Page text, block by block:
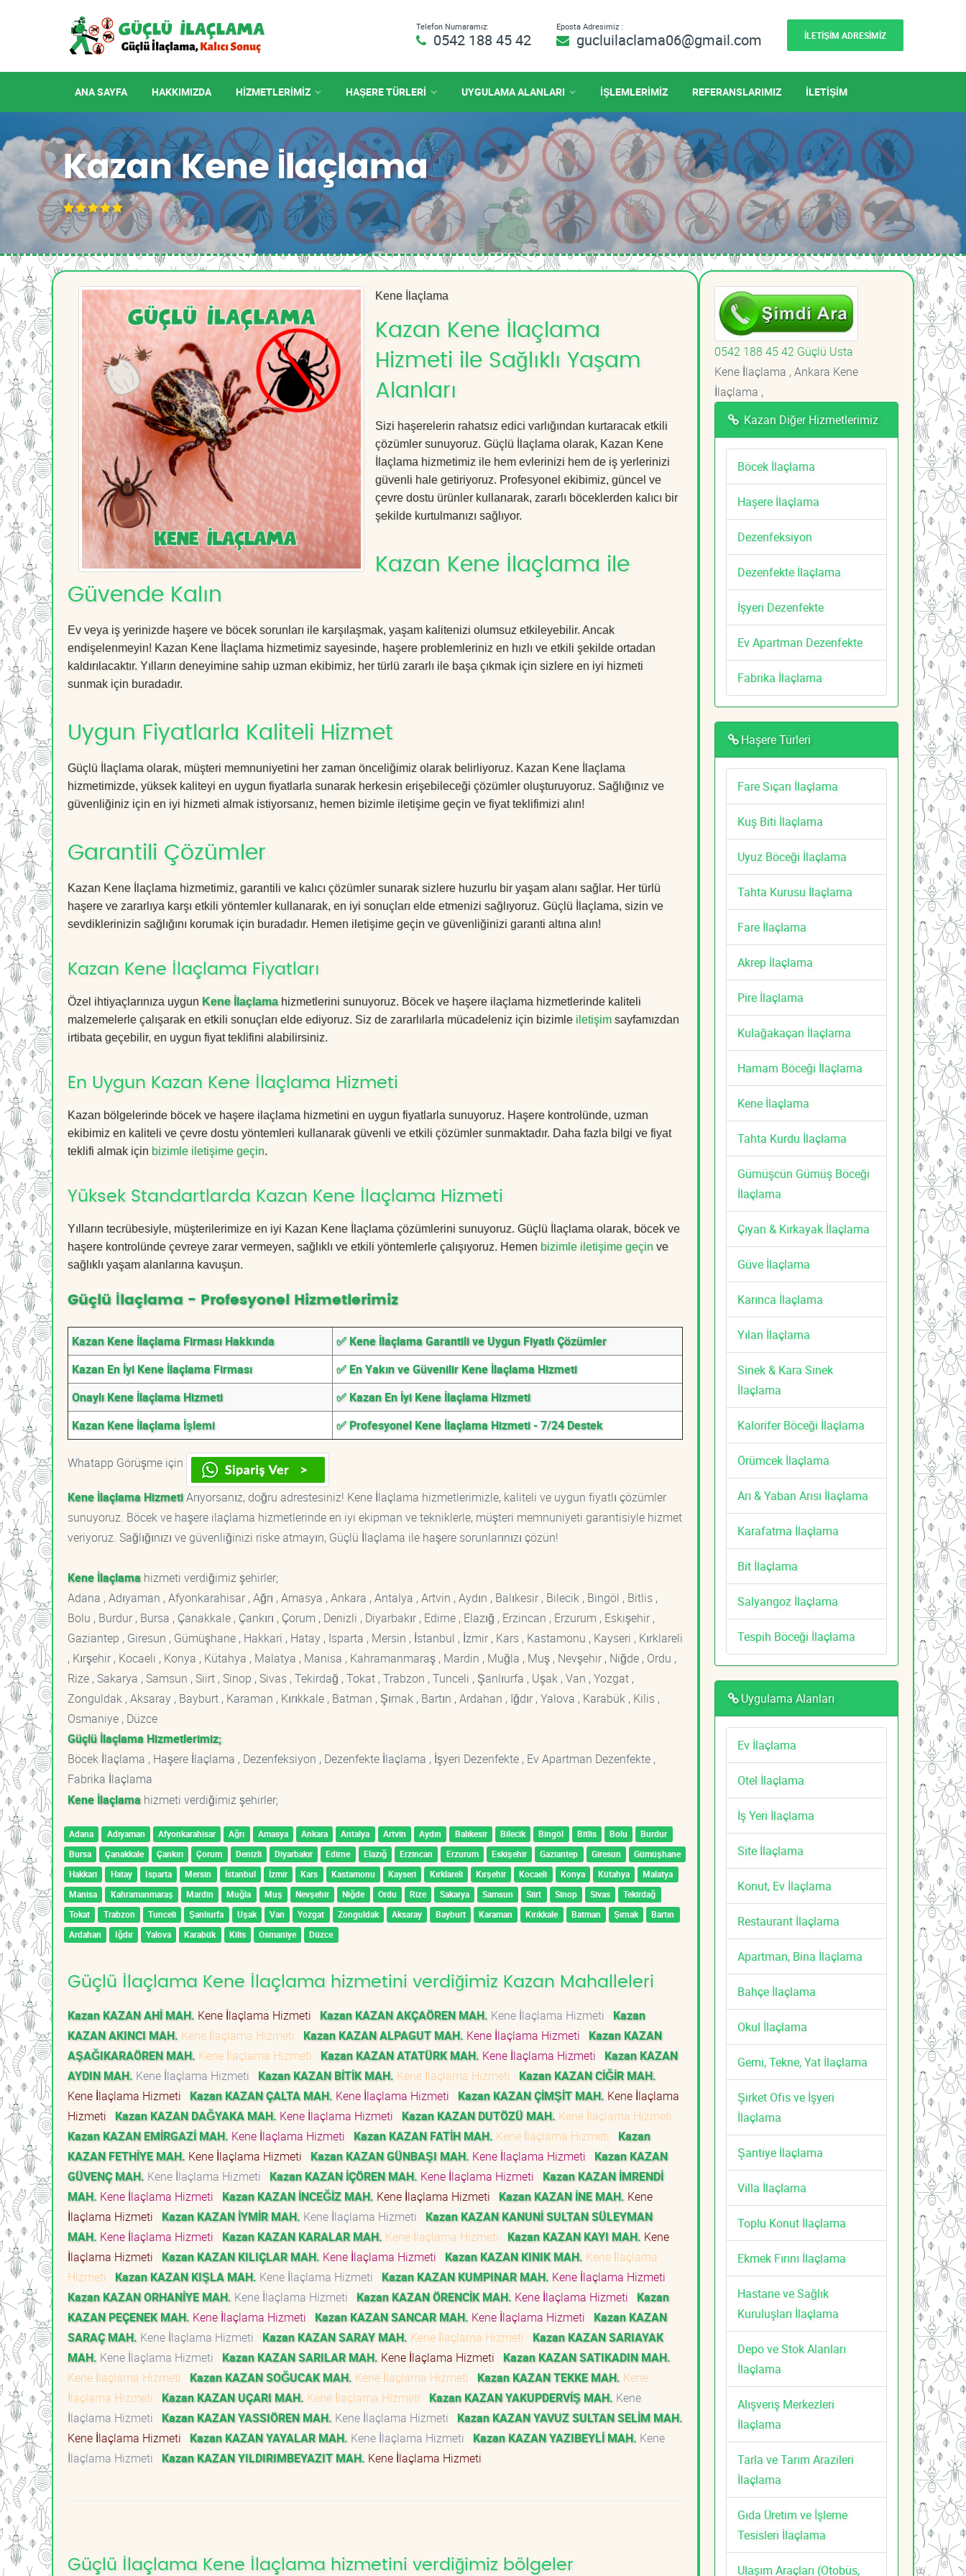
Telefon Numaramız:
0542 188 45 42
Eposta Adresimiz :
gucluilaclama06@gmail.com İLETİŞİM ADRESİMİZ
ANA SAYFA HAKKIMIZDA HIZMETLERIMIZ HAŞERE TÜRLERİ UYGULAMA ALANLARI İŞLEMLERİMİZ REFERANSLARIMIZ İLETİŞİM
Kazan Kene İlaçlama
Kene İlaçlama
Kazan Kene İlaçlama
Hizmeti ile Sağlıklı Yaşam
Alanları
Sizi haşerelerin rahatsız edici varlığından kurtaracak etkili
çözümler sunuyoruz. Güçlü İlaçlama olarak, Kazan Kene
İlaçlama hizmetimiz ile hem evlerinizi hem de iş yerlerinizi
güvenli hale getiriyoruz. Profesyonel ekibimiz, güncel ve
çevre dostu ürünler kullanarak, zararlı böceklerden kalıcı bir
şekilde kurtulmanızı sağlıyor.
Kazan Kene İlaçlama ile
Güvende Kalın
Ev veya iş yerinizde haşere ve böcek sorunları ile karşılaşmak, yaşam kalitenizi olumsuz etkileyebilir. Ancak
endişelenmeyin! Kazan Kene İlaçlama hizmetimiz sayesinde, haşere problemleriniz en hızlı ve etkili şekilde ortadan
kaldırılacaktır. Yılların deneyimine sahip uzman ekibimiz, her türlü zararlı ile başa çıkmak için sizlere en iyi hizmeti
sunmak için buradadır.
Uygun Fiyatlarla Kaliteli Hizmet
Güçlü İlaçlama olarak, müşteri memnuniyetini her zaman önceliğimiz olarak belirliyoruz. Kazan Kene İlaçlama
hizmetimizde, yüksek kaliteyi en uygun fiyatlarla sunarak herkesin erişebileceği çözümler oluşturuyoruz. Sağlığınız ve
güvenliğiniz için en iyi hizmeti almak istiyorsanız, hemen bizimle iletişime geçin ve fiyat teklifimizi alın!
Garantili Çözümler
Kazan Kene İlaçlama hizmetimiz, garantili ve kalıcı çözümler sunarak sizlere huzurlu bir yaşam alanı sağlar. Her türlü
haşere ve zararlıya karşı etkili yöntemler kullanarak, en iyi sonuçları elde etmenizi sağlıyoruz. Güçlü İlaçlama, sizin ve
sevdiklerinizin sağlığını korumak için buradadır. Hemen iletişime geçin ve güvenliğinizi garanti altına alın!
Kazan Kene İlaçlama Fiyatları
Özel ihtiyaçlarınıza uygun Kene İlaçlamahizmetlerini sunuyoruz. Böcek ve haşere ilaçlama hizmetlerinde kaliteli
malzemelerle çalışarak en etkili sonuçları elde ediyoruz. Siz de zararlılarla mücadeleniz için bizimle iletişim sayfamızdan
irtibata geçebilir, en uygun fiyat teklifini alabilirsiniz.
En Uygun Kazan Kene İlaçlama Hizmeti
Kazan bölgelerinde böcek ve haşere ilaçlama hizmetini en uygun fiyatlarla sunuyoruz. Haşere kontrolünde, uzman
ekibimiz en kaliteli ve çevre dostu yöntemleri kullanarak güvenli ve etkili çözümler sunmaktadır. Daha fazla bilgi ve fiyat
teklifi almak için bizimle iletişime geçin.
Yüksek Standartlarda Kazan Kene İlaçlama Hizmeti
Yılların tecrübesiyle, müşterilerimize en iyi Kazan Kene İlaçlama çözümlerini sunuyoruz. Güçlü İlaçlama olarak, böcek ve
haşere kontrolünde çevreye zarar vermeyen, sağlıklı ve etkili yöntemlerle çalışıyoruz. Hemen bizimle iletişime geçin ve
sağlıklı yaşam alanlarına kavuşun.
Güçlü İlaçlama - Profesyonel Hizmetlerimiz
Kazan Kene İlaçlama Firması Hakkında
✅ Kene İlaçlama Garantili ve Uygun Fiyatlı Çözümler
Kazan En İyi Kene İlaçlama Firması
✅ En Yakın ve Güvenilir Kene İlaçlama Hizmeti
Onaylı Kene İlaçlama Hizmeti
✅ Kazan En İyi Kene İlaçlama Hizmeti
Kazan Kene İlaçlama İşlemi
✅ Profesyonel Kene İlaçlama Hizmeti - 7/24 Destek
Whatapp Görüşme için
Kene İlaçlama HizmetiArıyorsanız, doğru adrestesiniz! Kene İlaçlama hizmetlerimizle, kaliteli ve uygun fiyatlı çözümler
sunuyoruz. Böcek ve haşere ilaçlama hizmetlerinde en iyi ekipman ve tekniklerle, müşteri memnuniyeti garantisiyle hizmet
veriyoruz. Sağlığınızı ve güvenliğinizi riske atmayın, Güçlü İlaçlama ile haşere sorunlarınızı çözün!
Kene İlaçlama hizmeti verdiğimiz şehirler;
Adana , Adıyaman , Afyonkarahisar , Ağrı , Amasya , Ankara , Antalya , Artvin , Aydın , Balıkesir , Bilecik , Bingöl , Bitlis ,
Bolu , Burdur , Bursa , Çanakkale , Çankırı , Çorum , Denizli , Diyarbakır , Edirne , Elazığ , Erzincan , Erzurum , Eskişehir ,
Gaziantep , Giresun , Gümüşhane , Hakkari , Hatay , Isparta , Mersin , İstanbul , İzmir , Kars , Kastamonu , Kayseri , Kırklareli
, Kırşehir , Kocaeli , Konya , Kütahya , Malatya , Manisa , Kahramanmaraş , Mardin , Muğla , Muş , Nevşehir , Niğde , Ordu ,
Rize , Sakarya , Samsun , Siirt , Sinop , Sivas , Tekirdağ , Tokat , Trabzon , Tunceli , Şanlıurfa , Uşak , Van , Yozgat ,
Zonguldak , Aksaray , Bayburt , Karaman , Kırıkkale , Batman , Şırnak , Bartın , Ardahan , Iğdır , Yalova , Karabük , Kilis ,
Osmaniye , Düzce
Güçlü İlaçlama Hizmetlerimiz;
Böcek İlaçlama , Haşere İlaçlama , Dezenfeksiyon , Dezenfekte İlaçlama , İşyeri Dezenfekte , Ev Apartman Dezenfekte ,
Fabrika İlaçlama
Kene İlaçlama hizmeti verdiğimiz şehirler;
Adana Adıyaman Afyonkarahisar Ağrı Amasya Ankara Antalya Artvin Aydın Balıkesir Bilecik Bingöl Bitlis Bolu
Burdur
Bursa
Çanakkale Çankırı Çorum Denizli Diyarbakır Edirne Elazığ Erzincan Erzurum Eskişehir Gaziantep Giresun
Gümüşhane
Hakkari
Hatay Isparta Mersin İstanbul İzmir Kars Kastamonu Kayseri Kırklareli Kırşehir Kocaeli Konya Kütahya
Malatya
Manisa
Kahramanmaraş Mardin Muğla Muş Nevşehir Niğde Ordu Rize Sakarya Samsun Siirt Sinop Sivas
Tekirdağ
Tokat
Trabzon Tunceli Şanlıurfa Uşak Van Yozgat Zonguldak Aksaray Bayburt Karaman Kırıkkale Batman Şırnak
Bartın
Ardahan
Iğdır Yalova Karabük Kilis Osmaniye Düzce
Güçlü İlaçlama Kene İlaçlama hizmetini verdiğimiz Kazan Mahalleleri
Kazan KAZAN AHİ MAH. Kene İlaçlama Hizmeti Kazan KAZAN AKÇAÖREN MAH. Kene İlaçlama Hizmeti
Kazan
KAZAN AKINCI MAH. Kene İlaçlama Hizmeti Kazan KAZAN ALPAGUT MAH. Kene İlaçlama Hizmeti
Kazan KAZAN
AŞAĞIKARAÖREN MAH. Kene İlaçlama Hizmeti Kazan KAZAN ATATÜRK MAH. Kene İlaçlama Hizmeti
Kazan KAZAN
AYDIN MAH. Kene İlaçlama Hizmeti Kazan KAZAN BİTİK MAH. Kene İlaçlama Hizmeti
Kazan KAZAN CİĞİR MAH.
Kene İlaçlama Hizmeti
Kazan KAZAN ÇALTA MAH. Kene İlaçlama Hizmeti Kazan KAZAN ÇİMŞİT MAH. Kene İlaçlama
Hizmeti
Kazan KAZAN DAĞYAKA MAH. Kene İlaçlama Hizmeti Kazan KAZAN DUTÖZÜ MAH. Kene İlaçlama Hizmeti
Kazan KAZAN EMİRGAZİ MAH. Kene İlaçlama Hizmeti Kazan KAZAN FATİH MAH. Kene İlaçlama Hizmeti
Kazan
KAZAN FETHİYE MAH. Kene İlaçlama Hizmeti Kazan KAZAN GÜNBAŞI MAH. Kene İlaçlama Hizmeti
Kazan KAZAN
GÜVENÇ MAH. Kene İlaçlama Hizmeti Kazan KAZAN İÇÖREN MAH. Kene İlaçlama Hizmeti
Kazan KAZAN İMRENDİ
MAH. Kene İlaçlama Hizmeti Kazan KAZAN İNCEĞİZ MAH. Kene İlaçlama Hizmeti Kazan KAZAN İNE MAH. Kene
İlaçlama Hizmeti
Kazan KAZAN İYMİR MAH. Kene İlaçlama Hizmeti
Kazan KAZAN KANUNİ SULTAN SÜLEYMAN
MAH. Kene İlaçlama Hizmeti Kazan KAZAN KARALAR MAH. Kene İlaçlama Hizmeti Kazan KAZAN KAYI MAH. Kene
İlaçlama Hizmeti
Kazan KAZAN KILIÇLAR MAH. Kene İlaçlama Hizmeti Kazan KAZAN KINIK MAH. Kene İlaçlama
Hizmeti
Kazan KAZAN KIŞLA MAH. Kene İlaçlama Hizmeti Kazan KAZAN KUMPINAR MAH. Kene İlaçlama Hizmeti
Kazan KAZAN ORHANİYE MAH. Kene İlaçlama Hizmeti Kazan KAZAN ÖRENCİK MAH. Kene İlaçlama Hizmeti
Kazan
KAZAN PEÇENEK MAH. Kene İlaçlama Hizmeti Kazan KAZAN SANCAR MAH. Kene İlaçlama Hizmeti
Kazan KAZAN
SARAÇ MAH. Kene İlaçlama Hizmeti Kazan KAZAN SARAY MAH. Kene İlaçlama Hizmeti
Kazan KAZAN SARIAYAK
MAH. Kene İlaçlama Hizmeti Kazan KAZAN SARILAR MAH. Kene İlaçlama Hizmeti
Kazan KAZAN SATIKADIN MAH.
Kene İlaçlama Hizmeti
Kazan KAZAN SOĞUCAK MAH. Kene İlaçlama Hizmeti Kazan KAZAN TEKKE MAH. Kene
İlaçlama Hizmeti
Kazan KAZAN UÇARI MAH. Kene İlaçlama Hizmeti Kazan KAZAN YAKUPDERVİŞ MAH. Kene
İlaçlama Hizmeti
Kazan KAZAN YASSIÖREN MAH. Kene İlaçlama Hizmeti
Kazan KAZAN YAVUZ SULTAN SELİM MAH.
Kene İlaçlama Hizmeti
Kazan KAZAN YAYALAR MAH. Kene İlaçlama Hizmeti Kazan KAZAN YAZIBEYLİ MAH. Kene
İlaçlama Hizmeti
Kazan KAZAN YILDIRIMBEYAZIT MAH. Kene İlaçlama Hizmeti
Güçlü İlaçlama Kene İlaçlama hizmetini verdiğimiz bölgeler
0542 188 45 42 Güçlü Usta
Kene İlaçlama , Ankara Kene
İlaçlama ,
Kazan Diğer Hizmetlerimiz
Böcek İlaçlama
Haşere İlaçlama
Dezenfeksiyon
Dezenfekte İlaçlama
İşyeri Dezenfekte
Ev Apartman Dezenfekte
Fabrika İlaçlama
Haşere Türleri
Fare Sıçan İlaçlama
Kuş Biti İlaçlama
Uyuz Böceği İlaçlama
Tahta Kurusu İlaçlama
Fare İlaçlama
Akrep İlaçlama
Pire İlaçlama
Kulağakaçan İlaçlama
Hamam Böceği İlaçlama
Kene İlaçlama
Tahta Kurdu İlaçlama
Gümüşcün Gümüş Böceği
İlaçlama
Çıyan & Kırkayak İlaçlama
Güve İlaçlama
Karınca İlaçlama
Yılan İlaçlama
Sinek & Kara Sinek
İlaçlama
Kalorifer Böceği İlaçlama
Örümcek İlaçlama
Arı & Yaban Arısı İlaçlama
Karafatma İlaçlama
Bit İlaçlama
Salyangoz İlaçlama
Tespih Böceği İlaçlama
Uygulama Alanları
Ev İlaçlama
Otel İlaçlama
İş Yeri İlaçlama
Site İlaçlama
Konut, Ev İlaçlama
Restaurant İlaçlama
Apartman, Bina İlaçlama
Bahçe İlaçlama
Okul İlaçlama
Gemi, Tekne, Yat İlaçlama
Şirket Ofis ve İşyeri
İlaçlama
Şantiye İlaçlama
Villa İlaçlama
Toplu Konut İlaçlama
Ekmek Fırını İlaçlama
Hastane ve Sağlık
Kuruluşları İlaçlama
Depo ve Stok Alanları
İlaçlama
Alışveriş Merkezleri
İlaçlama
Tarla ve Tarım Arazileri
İlaçlama
Gıda Üretim ve İşleme
Tesisleri İlaçlama
Ulaşım Araçları (Otobüs,